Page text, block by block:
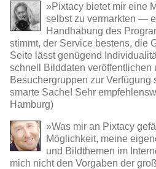
»Pixtacy bietet mir eine
selbst zu vermarkten —
Handhabung des
stimmt, der Service bestens, die
Seite lässt genügend
schnell Bilddaten veröffentlichen
Besuchergruppen zur Verfügung
smarte Sache! Sehr
Hamburg)
»Was mir an Pixtacy
Möglichkeit, meine
und Bildthemen im
mich nicht den Vorgaben der